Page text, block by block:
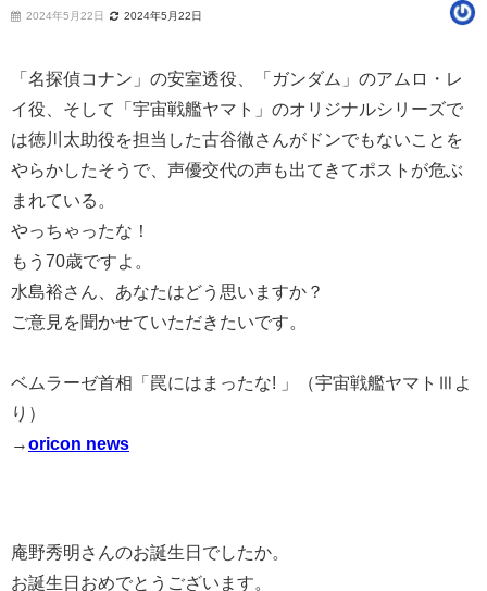
2024年5月22日 2024年5月22日
「名探偵コナン」の安室透役、「ガンダム」のアムロ・レ
イ役、そして「宇宙戦艦ヤマト」のオリジナルシリーズで
は徳川太助役を担当した古谷徹さんがドンでもないことを
やらかしたそうで、声優交代の声も出てきてポストが危ぶ
まれている。
やっちゃったな！
もう70歳ですよ。
水島裕さん、あなたはどう思いますか？
ご意見を聞かせていただきたいです。
ベムラーゼ首相「罠にはまったな! 」（宇宙戦艦ヤマトⅢよ
り）
→oricon news
庵野秀明さんのお誕生日でしたか。
お誕生日おめでとうございます。